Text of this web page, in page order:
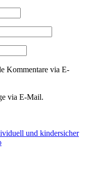
Kommentare via E-
via E-Mail.
und kindersicher